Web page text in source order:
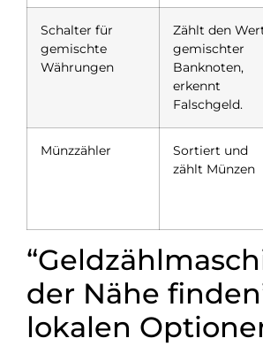
Schalter für
gemischte
Währungen
Zählt den
gemischter
Banknoten,
erkennt
Falschgeld.
Münzzähler
Sortiert und
zählt Münzen
der Nähe
lokalen